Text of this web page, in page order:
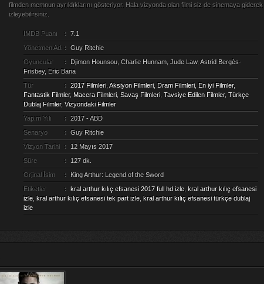
filmden memnun ayrıldıklarını gösteriyor. Hala vizyonda olan filmi siz de sinemaya giderek
izleyebilirsiniz.
IMDB Puanı : 7.1
Yönetmen Adı : Guy Ritchie
Oyuncular
:
Djimon Hounsou, Charlie Hunnam, Jude Law, Astrid Bergès-
Frisbey, Eric Bana
Tür
: 2017 Filmleri, Aksiyon Filmleri, Dram Filmleri, En iyi Filmler,
Fantastik Filmler, Macera Filmleri, Savaş Filmleri, Tavsiye Edilen Filmler, Türkçe
Dublaj Filmler, Vizyondaki Filmler
Yapım Yılı
: 2017 - ABD
Senaryo
: Guy Ritchie
Vizyon Tarihi
: 12 Mayıs 2017
Süre
: 127 dk.
Orjinal İsim
:
King Arthur: Legend of the Sword
Etiketler
: kral arthur kılıç efsanesi 2017 full hd izle, kral arthur kılıç efsanesi
izle, kral arthur kılıç efsanesi tek part izle, kral arthur kılıç efsanesi türkçe dublaj
izle